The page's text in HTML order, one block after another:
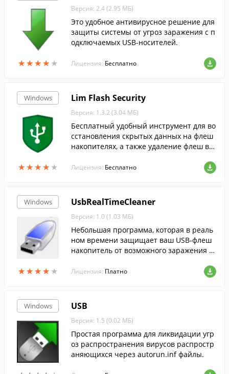
★★★★ ★
★★★★ ★
Версия: 2.4 (2.95 МБ)
Это удобное антивирусное решение для
защиты системы от угроз заражения с п
одключаемых USB-носителей.
Лицензия: Бесплатно
Windows
★★★★ ★
★★★★ ★
Lim Flash Security
Версия: 1.3.2 (3.04 МБ)
Бесплатный удобный инструмент для во
сстановления скрытых данных на флеш
накопителях, а также удаление флеш ви
ботоспособность флешки после работы
Лицензия: Бесплатно
Windows
★★★★ ★
★★★★ ★
UsbRealTimeCleaner
Версия: 1.0 (1.03 МБ)
Небольшая программа, которая в реаль
ном времени защищает ваш USB-флеш
накопитель от возможного заражения в
autorun вирусами ).
Лицензия: Платно
Windows USB
Версия: 1.5 (0.02 МБ)
Простая программа для ликвидации угр
оз распространения вирусов распростр
аняющихся через autorun.inf файлы.